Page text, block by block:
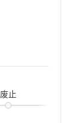
废止